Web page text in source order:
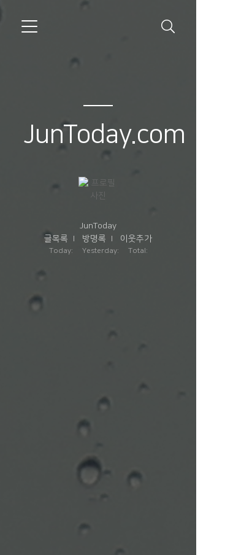
JunToday.com
JunToday
글목록
방명록 이웃추가
Today: Yesterday: Total: